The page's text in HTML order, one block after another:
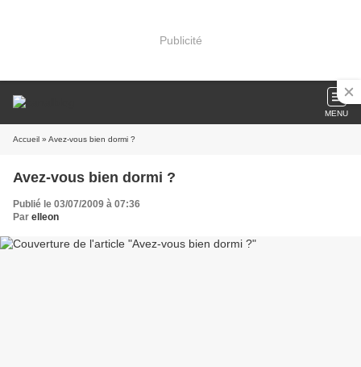
Publicité
MENU
Accueil » Avez-vous bien dormi ?
Avez-vous bien dormi ?
Publié le 03/07/2009 à 07:36
Par elleon